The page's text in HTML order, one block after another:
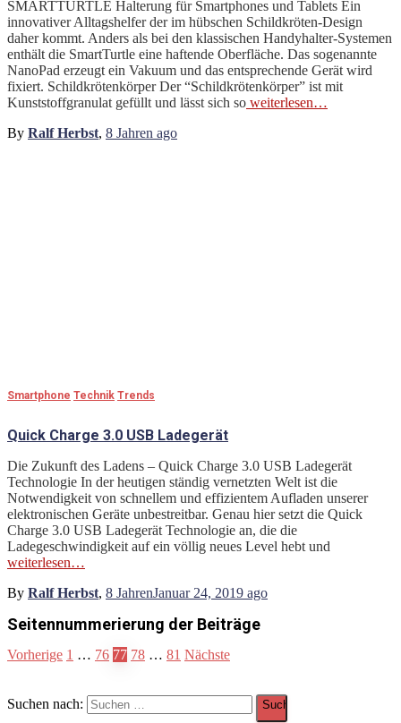
SMARTTURTLE Halterung für Smartphones und Tablets Ein
innovativer Alltagshelfer der im hübschen Schildkröten-Design
daher kommt. Anders als bei den klassischen Handyhalter-Systemen
enthält die SmartTurtle eine haftende Oberfläche. Das sogenannte
NanoPad erzeugt ein Vakuum und das entsprechende Gerät wird
fixiert. Schildkrötenkörper Der “Schildkrötenkörper” ist mit
Kunststoffgranulat gefüllt und lässt sich so weiterlesen…
By Ralf Herbst, 8 Jahren ago
Smartphone Technik Trends
Quick Charge 3.0 USB Ladegerät
Die Zukunft des Ladens – Quick Charge 3.0 USB Ladegerät
Technologie In der heutigen ständig vernetzten Welt ist die
Notwendigkeit von schnellem und effizientem Aufladen unserer
elektronischen Geräte unbestreitbar. Genau hier setzt die Quick
Charge 3.0 USB Ladegerät Technologie an, die die
Ladegeschwindigkeit auf ein völlig neues Level hebt und
weiterlesen…
By Ralf Herbst, 8 JahrenJanuar 24, 2019 ago
Seitennummerierung der Beiträge
Vorherige 1 … 76 77 78 … 81 Nächste
Suchen nach: